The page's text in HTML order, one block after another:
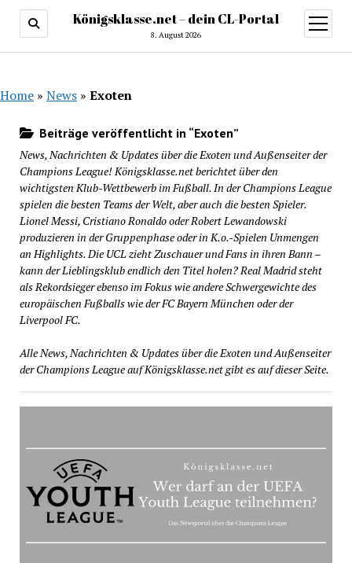
Königsklasse.net – dein CL-Portal
8. August 2026
Menü
öffnen
Home » News » Exoten
Beiträge veröffentlicht in “Exoten”
News, Nachrichten & Updates über die Exoten und Außenseiter der
Champions League! Königsklasse.net berichtet über den
wichtigsten Klub-Wettbewerb im Fußball. In der Champions League
spielen die besten Teams der Welt, aber auch die besten Spieler.
Lionel Messi, Cristiano Ronaldo oder Robert Lewandowski
produzieren in der Gruppenphase oder in K.o.-Spielen Unmengen
an Highlights. Die UCL zieht Zuschauer und Fans in ihren Bann –
kann der Lieblingsklub endlich den Titel holen? Real Madrid steht
als Rekordsieger ebenso im Fokus wie andere Schwergewichte des
europäischen Fußballs wie der FC Bayern München oder der
Liverpool FC.
Alle News, Nachrichten & Updates über die Exoten und Außenseiter
der Champions League auf Königsklasse.net gibt es auf dieser Seite.